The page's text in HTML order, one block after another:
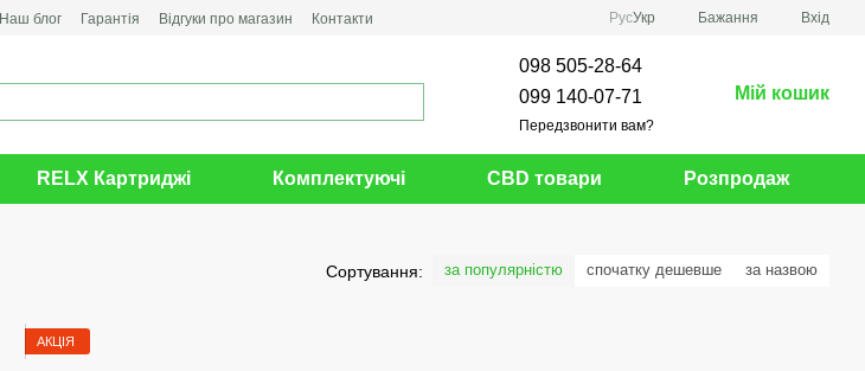
Наш блог Гарантія Відгуки про магазин Контакти РусУкр Бажання Вхід
098 505-28-64
099 140-07-71
Передзвонити вам?
Мій кошик
RELX Картриджі Комплектуючі CBD товари Розпродаж
Сортування: за популярністю спочатку дешевше за назвою
АКЦІЯ